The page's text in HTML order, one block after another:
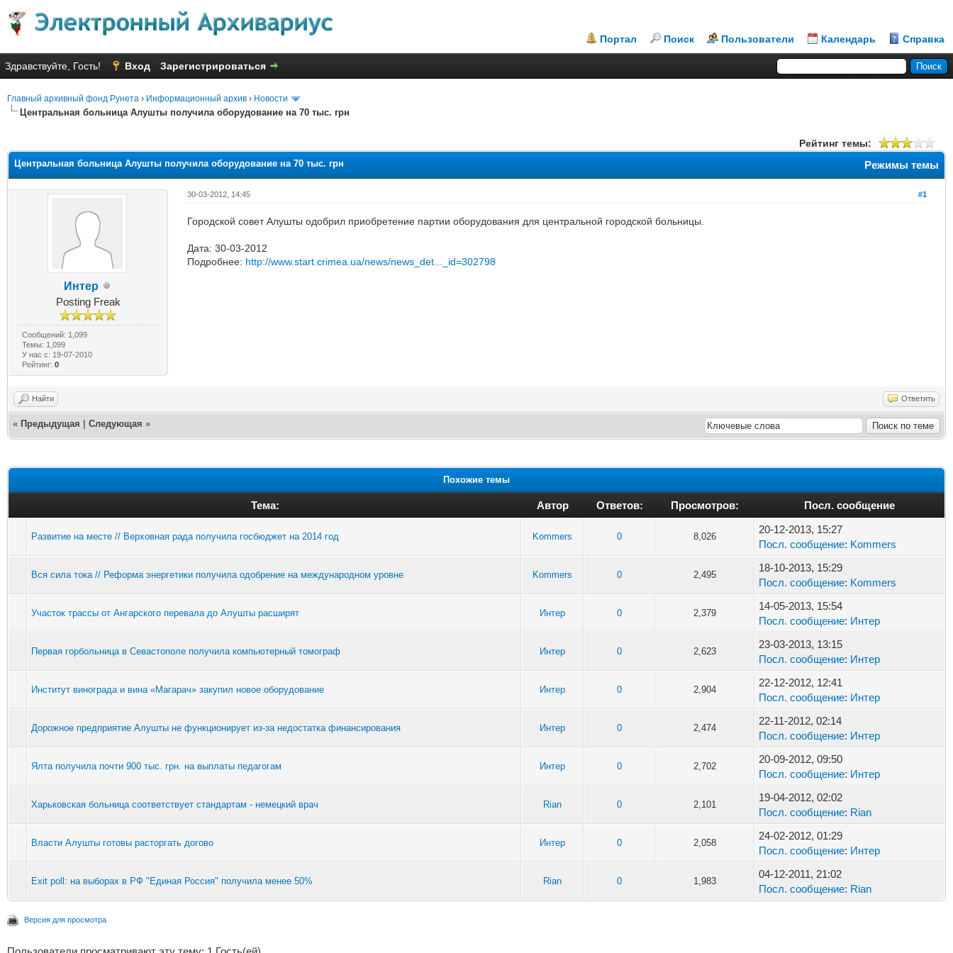
Портал Поиск Пользователи Календарь Справка
Здравствуйте, Гость! Вход Зарегистрироваться
Главный архивный фонд Рунета › Информационный архив › Новости
Центральная больница Алушты получила оборудование на 70 тыс. грн
Рейтинг темы:
Режимы темы
Центральная больница Алушты получила оборудование на 70 тыс. грн
Интер
Posting Freak
Сообщений: 1,099
Темы: 1,099
У нас с: 19-07-2010
Рейтинг:0
#1
30-03-2012, 14:45
Городской совет Алушты одобрил приобретение партии оборудования для центральной городской больницы.
Дата: 30-03-2012
Подробнее: http://www.start.crimea.ua/news/news_det..._id=302798
Найти Ответить
« Предыдущая Следующая »
Похожие темы
Тема: Автор Ответов: Просмотров: Посл. сообщение
Развитие на месте // Верховная рада получила госбюджет на 2014 год Kommers 0 8,026
20-12-2013, 15:27
Посл. сообщение: Kommers
Вся сила тока // Реформа энергетики получила одобрение на международном уровне Kommers 0 2,495
18-10-2013, 15:29
Посл. сообщение: Kommers
Участок трассы от Ангарского перевала до Алушты расширят Интер 0 2,379
14-05-2013, 15:54
Посл. сообщение: Интер
Первая горбольница в Севастополе получила компьютерный томограф Интер 0 2,623
23-03-2013, 13:15
Посл. сообщение: Интер
Институт винограда и вина «Магарач» закупил новое оборудование Интер 0 2,904
22-12-2012, 12:41
Посл. сообщение: Интер
Дорожное предприятие Алушты не функционирует из-за недостатка финансирования Интер 0 2,474
22-11-2012, 02:14
Посл. сообщение: Интер
Ялта получила почти 900 тыс. грн. на выплаты педагогам Интер 0 2,702
20-09-2012, 09:50
Посл. сообщение: Интер
Харьковская больница соответствует стандартам - немецкий врач Rian 0 2,101
19-04-2012, 02:02
Посл. сообщение: Rian
Власти Алушты готовы расторгать догово Интер 0 2,058
24-02-2012, 01:29
Посл. сообщение: Интер
Exit poll: на выборах в РФ "Единая Россия" получила менее 50% Rian 0 1,983
04-12-2011, 21:02
Посл. сообщение: Rian
Версия для просмотра